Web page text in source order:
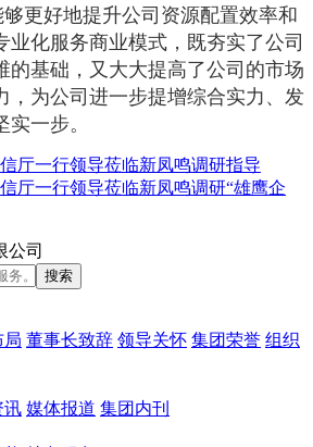
更好地提升公司资源配置效率和
业化服务商业模式，既夯实了公司
的基础，又大大提高了公司的市场
，为公司进一步提增综合实力、发
一步。
厅一行领导莅临新凤鸣调研指导
厅一行领导莅临新凤鸣调研“雄鹰企
局 董事长致辞 领导关怀 集团荣誉 组织
讯 媒体报道 集团内刊